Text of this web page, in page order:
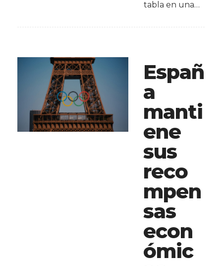
tabla en una…
Españ
a
manti
ene
sus
reco
mpen
sas
econ
ómic